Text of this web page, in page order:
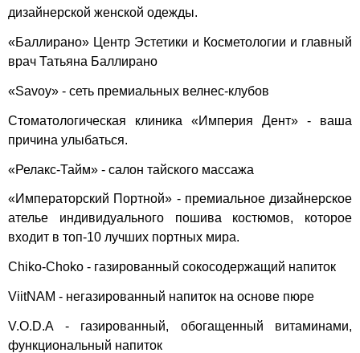
дизайнерской женской одежды.
«Баллирано» Центр Эстетики и Косметологии и главный
врач Татьяна Баллирано
«Savoy» - сеть премиальных велнес-клубов
Стоматологическая клиника «Империя Дент» - ваша
причина улыбаться.
«Релакс-Тайм» - салон тайского массажа
«Императорский Портной» - премиальное дизайнерское
ателье индивидуального пошива костюмов, которое
входит в топ-10 лучших портных мира.
Chiko-Choko - газированный сокосодержащий напиток
ViitNAM - негазированный напиток на основе пюре
V.O.D.A - газированный, обогащенный витаминами,
функциональный напиток